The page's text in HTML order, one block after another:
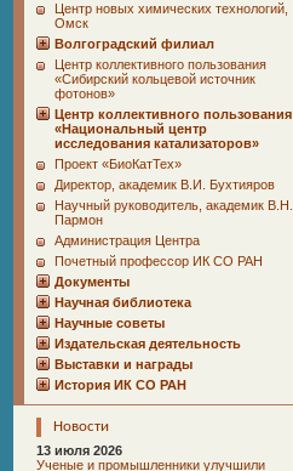
Центр новых химических технологий,
Омск
Волгоградский филиал
Центр коллективного пользования
«Сибирский кольцевой источник
фотонов»
Центр коллективного пользования
«Национальный центр
исследования катализаторов»
Проект «БиоКатТех»
Директор, академик В.И. Бухтияров
Научный руководитель, академик В.Н.
Пармон
Администрация Центра
Почетный профессор ИК СО РАН
Документы
Научная библиотека
Научные советы
Издательская деятельность
Выставки и награды
История ИК СО РАН
Новости
13 июля 2026
Ученые и промышленники улучшили